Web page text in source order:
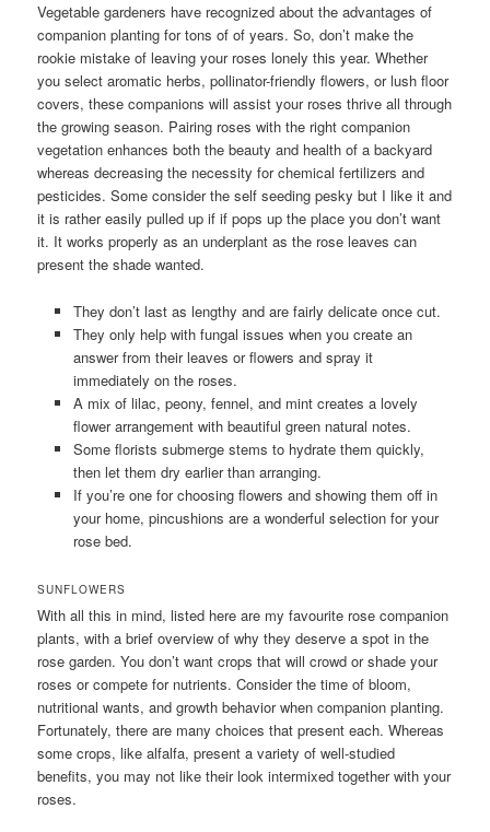
Vegetable gardeners have recognized about the advantages of
companion planting for tons of of years. So, don’t make the
rookie mistake of leaving your roses lonely this year. Whether
you select aromatic herbs, pollinator-friendly flowers, or lush floor
covers, these companions will assist your roses thrive all through
the growing season. Pairing roses with the right companion
vegetation enhances both the beauty and health of a backyard
whereas decreasing the necessity for chemical fertilizers and
pesticides. Some consider the self seeding pesky but I like it and
it is rather easily pulled up if if pops up the place you don’t want
it. It works properly as an underplant as the rose leaves can
present the shade wanted.
They don’t last as lengthy and are fairly delicate once cut.
They only help with fungal issues when you create an
answer from their leaves or flowers and spray it
immediately on the roses.
A mix of lilac, peony, fennel, and mint creates a lovely
flower arrangement with beautiful green natural notes.
Some florists submerge stems to hydrate them quickly,
then let them dry earlier than arranging.
If you’re one for choosing flowers and showing them off in
your home, pincushions are a wonderful selection for your
rose bed.
SUNFLOWERS
With all this in mind, listed here are my favourite rose companion
plants, with a brief overview of why they deserve a spot in the
rose garden. You don’t want crops that will crowd or shade your
roses or compete for nutrients. Consider the time of bloom,
nutritional wants, and growth behavior when companion planting.
Fortunately, there are many choices that present each. Whereas
some crops, like alfalfa, present a variety of well-studied
benefits, you may not like their look intermixed together with your
roses.